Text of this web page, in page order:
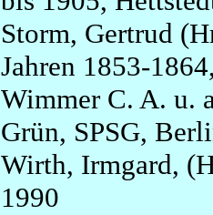
Storm, Gertrud
Jahren 1853-
Wimmer C. A. u.
Grün, SPSG,
Wirth, Irmgard,
1990